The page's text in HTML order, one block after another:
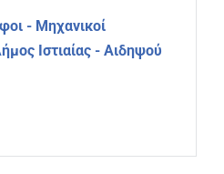
- Μηχανικοί
Ιστιαίας - Αιδηψού